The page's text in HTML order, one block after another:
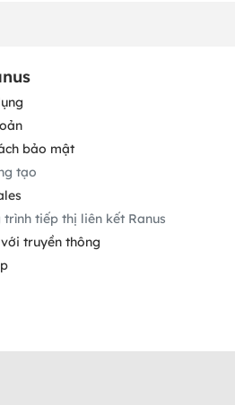
bảo mật
tạo
trình tiếp thị liên kết Ranus
truyền thông